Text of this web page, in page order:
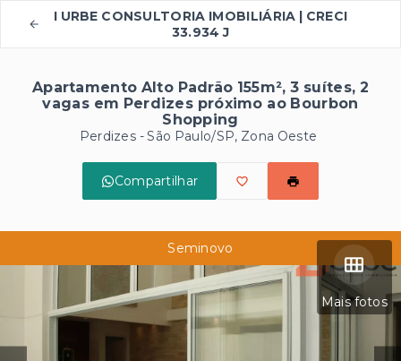
I URBE CONSULTORIA IMOBILIÁRIA | CRECI
33.934 J
Apartamento Alto Padrão 155m², 3 suítes, 2
vagas em Perdizes próximo ao Bourbon
Shopping
Perdizes - São Paulo/SP, Zona Oeste
Compartilhar
Mais fotos
Seminovo